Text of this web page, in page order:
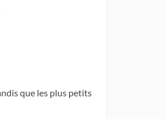
que les plus petits